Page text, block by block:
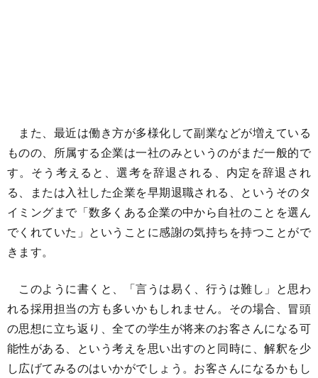
また、最近は働き方が多様化して副業などが増えている
ものの、所属する企業は一社のみというのがまだ一般的で
す。そう考えると、選考を辞退される、内定を辞退され
る、または入社した企業を早期退職される、というそのタ
イミングまで「数多くある企業の中から自社のことを選ん
でくれていた」ということに感謝の気持ちを持つことがで
きます。
このように書くと、「言うは易く、行うは難し」と思わ
れる採用担当の方も多いかもしれません。その場合、冒頭
の思想に立ち返り、全ての学生が将来のお客さんになる可
能性がある、という考えを思い出すのと同時に、解釈を少
し広げてみるのはいかがでしょう。お客さんになるかもし